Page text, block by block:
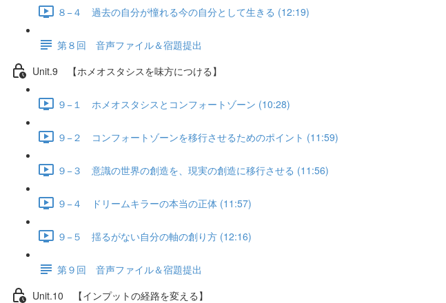
８−４ 過去の自分が憧れる今の自分として生きる (12:19)
第８回 音声ファイル＆宿題提出
Unit.9 【ホメオスタシスを味方につける】
９−１ ホメオスタシスとコンフォートゾーン (10:28)
９−２ コンフォートゾーンを移行させるためのポイント (11:59)
９−３ 意識の世界の創造を、現実の創造に移行させる (11:56)
９−４ ドリームキラーの本当の正体 (11:57)
９−５ 揺るがない自分の軸の創り方 (12:16)
第９回 音声ファイル＆宿題提出
Unit.10 【インプットの経路を変える】